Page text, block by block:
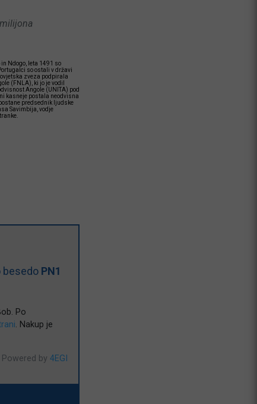
Ndogo, leta 1491 so
so ostali v državi
zveza podpirala
(FNLA), ki jo je vodil
Angole (UNITA) pod
kasneje postala neodvisna
predsednik ljudske
Savimbija, vodje
besedo PN1
Po
. Nakup je
Powered by4EGI